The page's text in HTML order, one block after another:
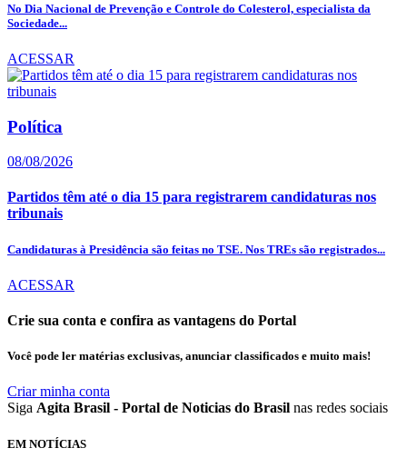
No Dia Nacional de Prevenção e Controle do Colesterol, especialista da
Sociedade...
ACESSAR
Política
08/08/2026
Partidos têm até o dia 15 para registrarem candidaturas nos
tribunais
Candidaturas à Presidência são feitas no TSE. Nos TREs são registrados...
ACESSAR
Crie sua conta e confira as vantagens do Portal
Você pode ler matérias exclusivas, anunciar classificados e muito mais!
Criar minha conta
Siga Agita Brasil - Portal de Noticias do Brasil nas redes sociais
EM NOTÍCIAS